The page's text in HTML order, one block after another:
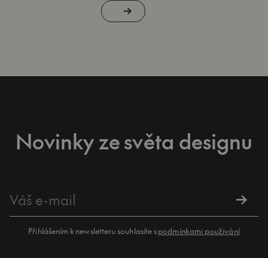
Novinky ze světa designu
Přihlášením k newsletteru souhlasíte spodmínkami použivání